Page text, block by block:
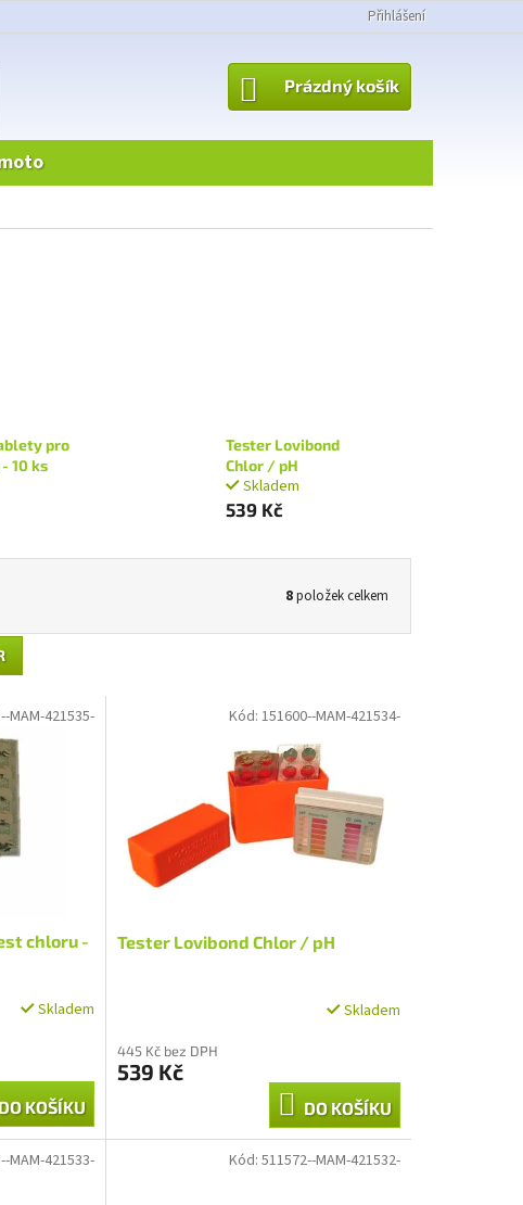
Přihlášení
NÁKUPNÍ
KOŠÍK
Prázdný košík
pro
10 ks
Tester Lovibond
Chlor / pH
Skladem
539 Kč
8položek celkem
chloru -
Skladem
DO KOŠÍKU
MAM-421535-
Tester Lovibond Chlor / pH
Skladem
445 Kč bez DPH
539 Kč
DO KOŠÍKU
Kód: 151600--MAM-421534-
MAM-421533- Kód: 511572--MAM-421532-